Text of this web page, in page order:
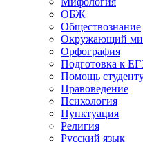
ОБЖ
Обществознание
Окружающий
Орфография
Подготовка к
Помощь
Правоведение
Психология
Пунктуация
Религия
Русский язык